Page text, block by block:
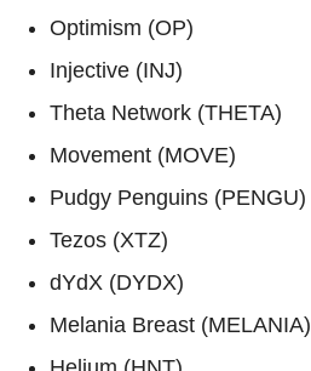
Optimism (OP)
Injective (INJ)
Theta Network (THETA)
Movement (MOVE)
Pudgy Penguins (PENGU)
Tezos (XTZ)
dYdX (DYDX)
Melania Breast (MELANIA)